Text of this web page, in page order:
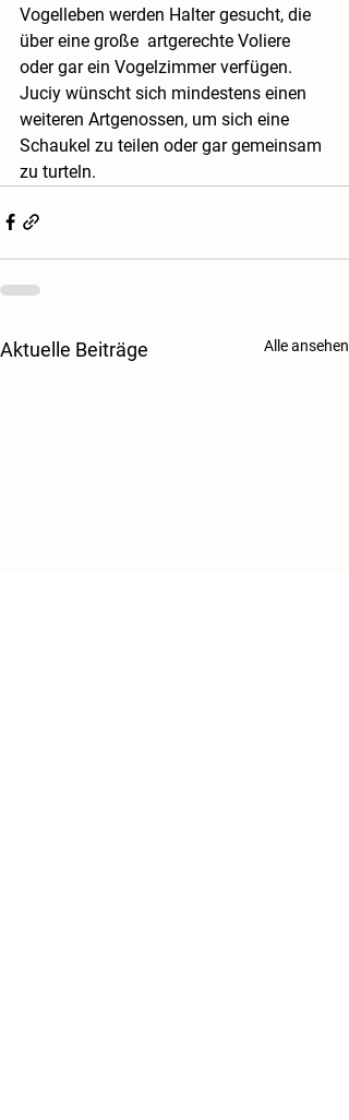
Vogelleben werden Halter gesucht, die
über eine große  artgerechte Voliere
oder gar ein Vogelzimmer verfügen.
Juciy wünscht sich mindestens einen
weiteren Artgenossen, um sich eine
Schaukel zu teilen oder gar gemeinsam
zu turteln.
Aktuelle Beiträge Alle ansehen